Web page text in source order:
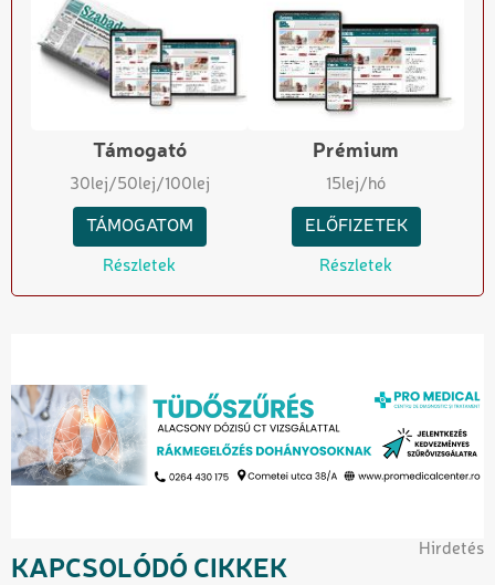
Támogató
30lej/50lej/100lej
TÁMOGATOM
Részletek
Prémium
15lej/hó
ELŐFIZETEK
Részletek
Hirdetés
KAPCSOLÓDÓ CIKKEK